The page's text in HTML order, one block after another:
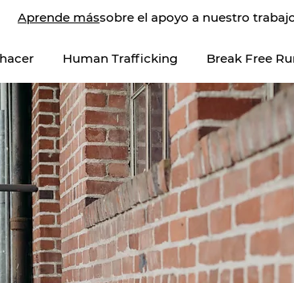
Aprende mássobre el apoyo a nuestro
Human Trafficking Break Free